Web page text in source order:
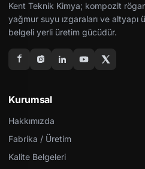
Kent Teknik Kimya; kompozit
yağmur suyu ızgaraları ve altyapı
belgeli yerli üretim gücüdür.
Kurumsal
Hakkımızda
Fabrika / Üretim
Kalite Belgeleri